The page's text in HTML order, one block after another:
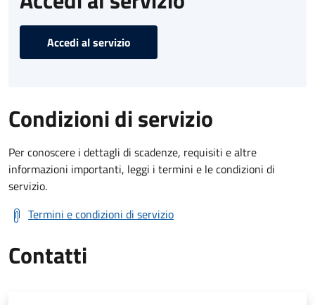
Accedi al servizio
Condizioni di servizio
Per conoscere i dettagli di scadenze, requisiti e altre
informazioni importanti, leggi i termini e le condizioni di
servizio.
Termini e condizioni di servizio
Contatti